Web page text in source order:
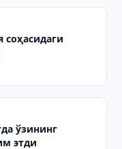
соҳасидаги
ўзининг
этди